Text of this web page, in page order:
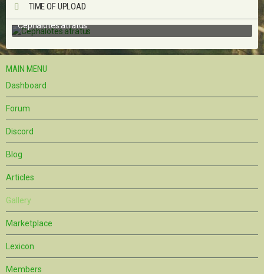
TIME OF UPLOAD
Cephalotes atratus
Feb 6th 2019
MAIN MENU
Dashboard
Forum
Discord
Blog
Articles
Gallery
Marketplace
Lexicon
Members